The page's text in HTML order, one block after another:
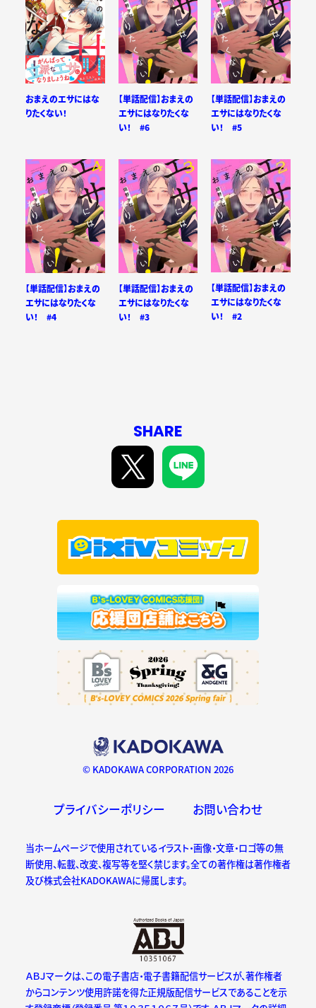
おまえのエサにはな
りたくない！
【単話配信】おまえの
エサにはなりたくな
い！ #6
【単話配信】おまえの
エサにはなりたくな
い！ #5
【単話配信】おまえの
エサにはなりたくな
い！ #4
【単話配信】おまえの
エサにはなりたくな
い！ #3
【単話配信】おまえの
エサにはなりたくな
い！ #2
SHARE
© KADOKAWA CORPORATION 2026
プライバシーポリシー お問い合わせ
当ホームページで使用されているイラスト・画像・文章・ロゴ等の無
断使用、転載、改変、複写等を堅く禁じます。全ての著作権は著作権者
及び株式会社KADOKAWAに帰属します。
ＡＢＪマークは、この電子書店・電子書籍配信サービスが、著作権者
からコンテンツ使用許諾を得た正規版配信サービスであることを示